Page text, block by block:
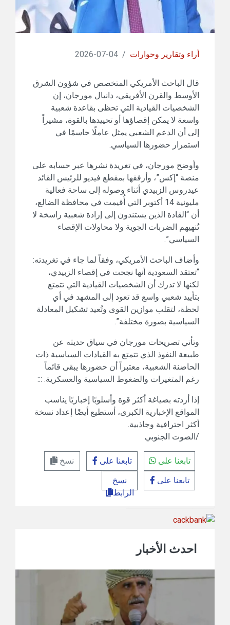
أراء وتقارير وحوارات /
04-07-2026
قال الباحث الأمريكي المتخصص في شؤون الشرق
الأوسط والقرن الأفريقي، دانيال مورجان، إن
الشخصيات القيادية التي تحظى بقاعدة شعبية
واسعة لا يمكن إقصاؤها أو تحييدها بالقوة، مشيراً
إلى أن الدعم الشعبي يمثل عاملًا حاسمًا في
استمرار حضورها السياسي.
وأوضح مورجان، في تغريدة نشرها عبر حسابه على
منصة “إكس”، وأرفقها بمقطع فيديو للرئيس القائد
عيدروس الزبيدي أثناء وصوله إلى ساحة فعالية
مليونية 14 أكتوبر التي أُقيمت في محافظة الضالع،
أن “القادة الذين يستندون إلى إرادة شعبية راسخة لا
تُنهيهم الضربات الجوية ولا محاولات الإقصاء
السياسي”.
وأضاف الباحث الأمريكي، وفقاً لما جاء في تغريدته:
“تعتقد السعودية أنها نجحت في إقصاء الزبيدي،
لكنها لا تدرك أن الشخصيات القيادية التي تتمتع
بتأييد شعبي واسع قد تعود إلى المشهد في أي
لحظة، لتقلب موازين القوى وتُعيد تشكيل المعادلة
السياسية بصورة مختلفة”.
وتأتي تصريحات مورجان في سياق حديثه عن
طبيعة النفوذ الذي تتمتع به القيادات السياسية ذات
الحاضنة الشعبية، معتبراً أن حضورها يبقى قائماً
رغم المتغيرات والضغوط السياسية والعسكرية. :::
إذا أردته بصياغة أكثر قوة وأسلوبًا إخباريًا يناسب
المواقع الإخبارية الكبرى، أستطيع أيضًا إعداد نسخة
أكثر احترافية وجاذبية.
/الصوت الجنوبي
تابعنا على تابعنا على
نسخ
تابعنا على
نسخ
الرابط
احدث الأخبار